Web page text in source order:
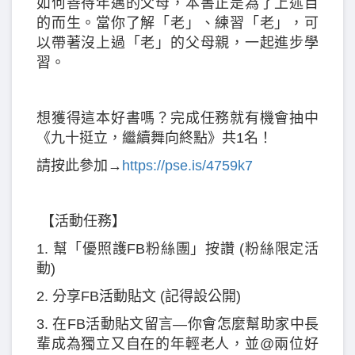
的而生。當你了解「老」、練習「老」，可
以帶著沒上過「老」的父母親，一起進步學
習。
想獲得這本好書嗎？完成任務就有機會抽中
《九十挺立，繼續舞向終點》共1名！
請按此參加→ https://pse.is/4759k7
【活動任務】
1. 幫「優照護FB粉絲團」按讚 (粉絲限定活
動)
2. 分享FB活動貼文 (記得設公開)
3. 在FB活動貼文留言—你會怎麼幫助家中長
輩成為獨立又自在的年輕老人，並@兩位好